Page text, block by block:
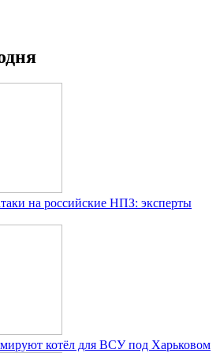
на российские НПЗ: эксперты
котёл для ВСУ под Харьковом